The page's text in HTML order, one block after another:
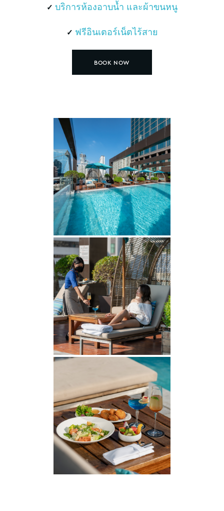
✓ บริการห้องอาบน้ำ และผ้าขนหนู
✓ ฟรีอินเตอร์เน็ตไร้สาย
BOOK NOW